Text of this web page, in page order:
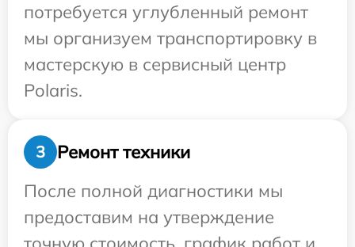
потребуется углубленный ремонт
мы организуем транспортировку в
мастерскую в сервисный центр
Polaris.
3
Ремонт техники
После полной диагностики мы
предоставим на утверждение